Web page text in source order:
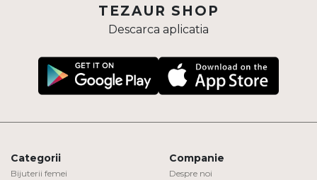
TEZAUR SHOP
Descarca aplicatia
Categorii
Bijuterii femei
Companie
Despre noi